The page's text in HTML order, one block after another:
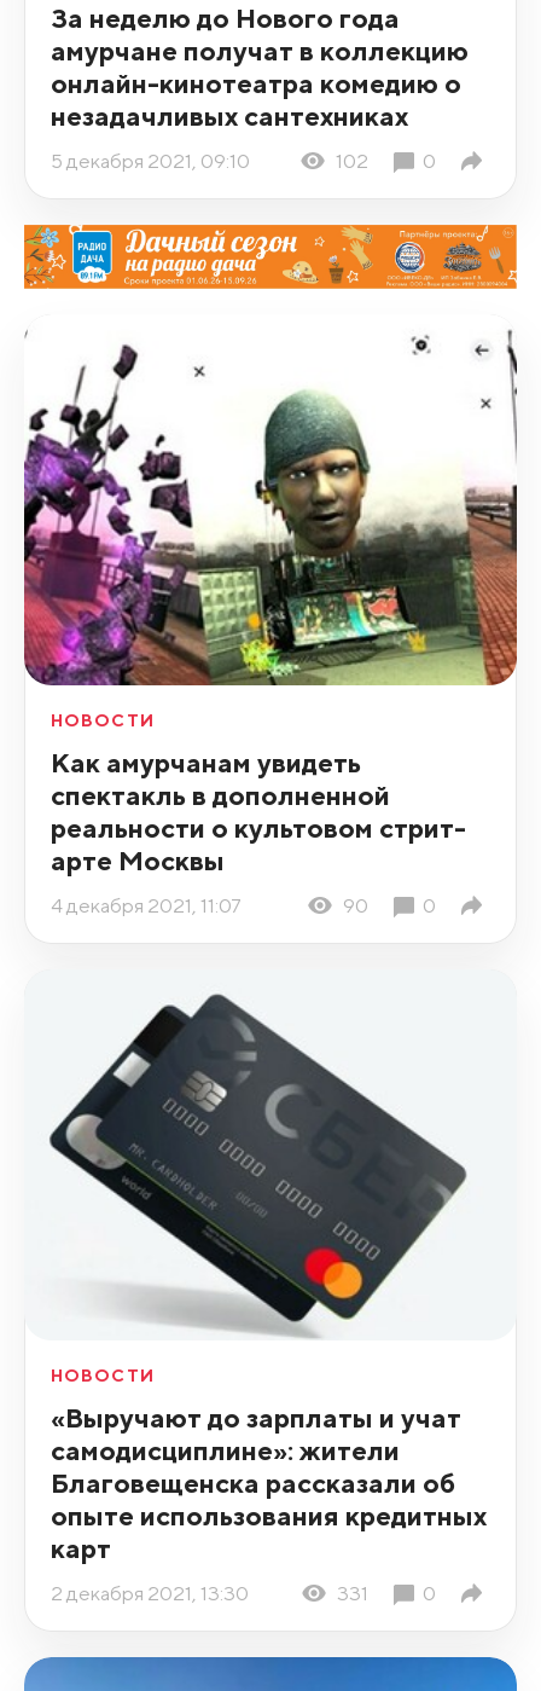
За неделю до Нового года
амурчане получат в коллекцию
онлайн-кинотеатра комедию о
незадачливых сантехниках
5 декабря 2021, 09:10 102 0
НОВОСТИ
Как амурчанам увидеть
спектакль в дополненной
реальности о культовом стрит-
арте Москвы
4 декабря 2021, 11:07 90 0
НОВОСТИ
«Выручают до зарплаты и учат
самодисциплине»: жители
Благовещенска рассказали об
опыте использования кредитных
карт
2 декабря 2021, 13:30 331 0